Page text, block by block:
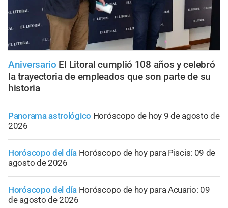
Aniversario El Litoral cumplió 108 años y celebró
la trayectoria de empleados que son parte de su
historia
Panorama astrológico Horóscopo de hoy 9 de agosto de
2026
Horóscopo del día Horóscopo de hoy para Piscis: 09 de
agosto de 2026
Horóscopo del día Horóscopo de hoy para Acuario: 09
de agosto de 2026